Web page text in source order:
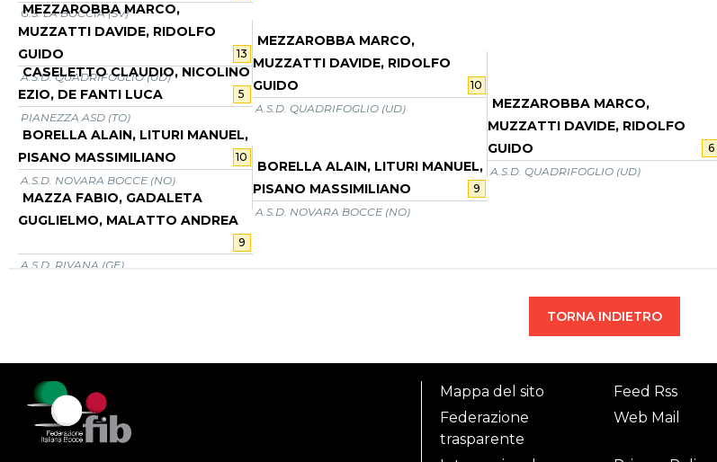
G.S. LA BOCCIA (SV)
MEZZAROBBA MARCO,
MUZZATTI DAVIDE, RIDOLFO
GUIDO
13
A.S.D. QUADRIFOGLIO (UD)
CASELETTO CLAUDIO, NICOLINO
EZIO, DE FANTI LUCA
5
PIANEZZA ASD (TO)
BORELLA ALAIN, LITURI MANUEL,
PISANO MASSIMILIANO
10
A.S.D. NOVARA BOCCE (NO)
MAZZA FABIO, GADALETA
GUGLIELMO, MALATTO ANDREA
9
A.S.D. RIVANA (GE)
MEZZAROBBA MARCO,
MUZZATTI DAVIDE, RIDOLFO
GUIDO
10
A.S.D. QUADRIFOGLIO (UD)
BORELLA ALAIN, LITURI MANUEL,
PISANO MASSIMILIANO
9
A.S.D. NOVARA BOCCE (NO)
MEZZAROBBA MARCO,
MUZZATTI DAVIDE, RIDOLFO
GUIDO
6
A.S.D. QUADRIFOGLIO (UD)
TORNA INDIETRO
Mappa del sito
Feed Rss
Federazione
trasparente
Web Mail